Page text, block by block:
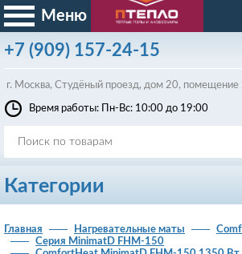
Меню
+7 (909) 157-24-15
г. Москва, Студёный проезд, дом 20, помещение
Время работы: Пн-Вс: 10:00 до 19:00
Категории
Главная Нагревательные маты
Серия MinimatD FHM-150